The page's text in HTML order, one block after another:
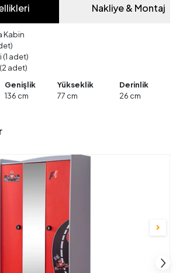
Nakliye & Montaj
Kabin
adet)
adet)
Genişlik Yükseklik
Derinlik
136 cm 77 cm 26 cm